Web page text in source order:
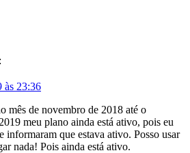
às 23:36
mês de novembro de 2018 até o
meu plano ainda está ativo, pois eu
informaram que estava ativo. Posso usar
nada! Pois ainda está ativo.